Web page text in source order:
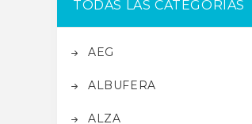
TODAS LAS CATEGORÍAS
AEG
ALBUFERA
ALZA